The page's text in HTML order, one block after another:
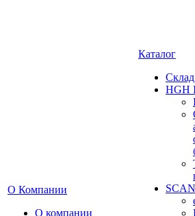
О Компании
О компании
Каталог
HGH